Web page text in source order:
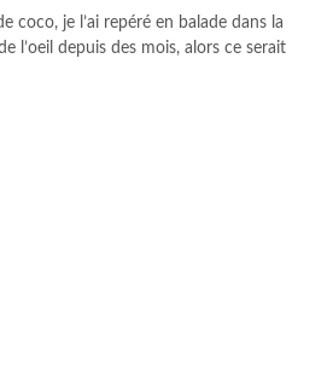
coco, je l’ai repéré en balade dans la
l’oeil depuis des mois, alors ce serait